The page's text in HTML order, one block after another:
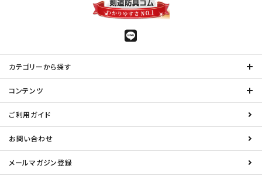
カテゴリーから探す
コンテンツ
ご利用ガイド
お問い合わせ
メールマガジン登録